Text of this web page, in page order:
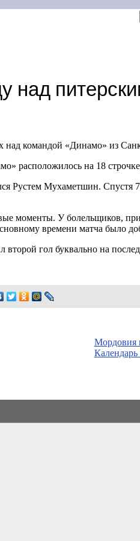
над
командой «Динамо» из
расположилось на 18
Рустем Мухаметшин. Спустя
моменты. У болельщиков,
времени матча было
гол буквально на
Мордовия
Календарь